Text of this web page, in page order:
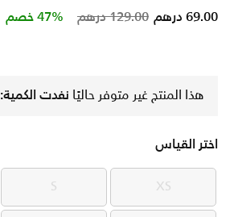
Price reduced from
129.00 درهم to 69.00 درهم 47% خصم
هذا المنتج غير متوفر حاليًا نفدت الكمية:
اختر القياس
XS
XS
S
S